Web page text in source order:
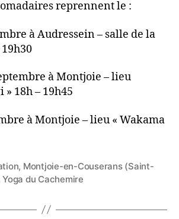
reprennent le :
à Audressein – salle de la
à Montjoie – lieu
» 18h – 19h45
à Montjoie – lieu « Wakama
, Montjoie-en-Couserans (Saint-
Yoga du Cachemire